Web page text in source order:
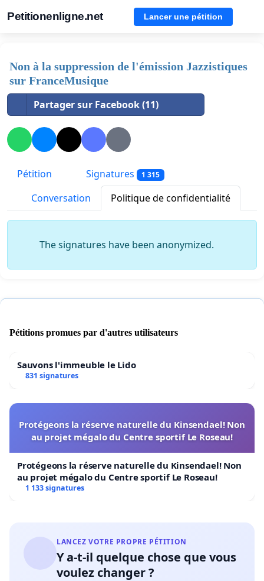
Petitionenligne.net Lancer une pétition
Non à la suppression de l'émission Jazzistiques
sur FranceMusique
Partager sur Facebook (11)
Pétition Signatures 1 315
Conversation Politique de confidentialité
The signatures have been anonymized.
Pétitions promues par d'autres utilisateurs
Sauvons l'immeuble le Lido
831 signatures
Protégeons la réserve naturelle du Kinsendael! Non
au projet mégalo du Centre sportif Le Roseau!
Protégeons la réserve naturelle du Kinsendael! Non
au projet mégalo du Centre sportif Le Roseau!
1 133 signatures
LANCEZ VOTRE PROPRE PÉTITION
Y a-t-il quelque chose que vous
voulez changer ?